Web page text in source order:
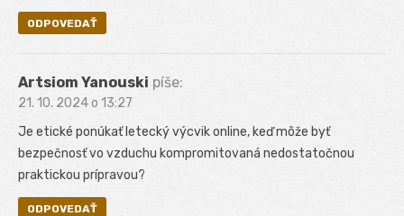
ODPOVEDAŤ
Artsiom Yanouski píše:
21. 10. 2024 o 13:27
Je etické ponúkať letecký výcvik online, keď môže byť
bezpečnosť vo vzduchu kompromitovaná nedostatočnou
praktickou prípravou?
ODPOVEDAŤ